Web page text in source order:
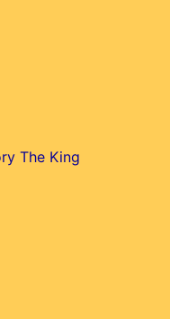
The King